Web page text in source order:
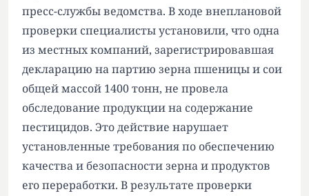
пресс-службы ведомства. В ходе внеплановой
проверки специалисты установили, что одна
из местных компаний, зарегистрировавшая
декларацию на партию зерна пшеницы и сои
общей массой 1400 тонн, не провела
обследование продукции на содержание
пестицидов. Это действие нарушает
установленные требования по обеспечению
качества и безопасности зерна и продуктов
его переработки. В результате проверки